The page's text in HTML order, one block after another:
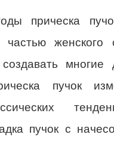
прическа
частью женского
создавать многие
пучок
пучок с